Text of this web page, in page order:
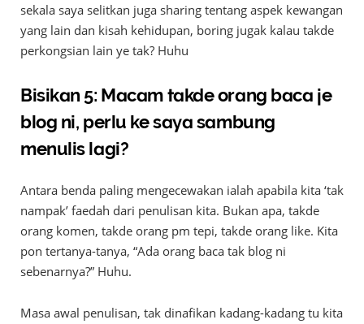
sekala saya selitkan juga sharing tentang aspek kewangan
yang lain dan kisah kehidupan, boring jugak kalau takde
perkongsian lain ye tak? Huhu
Bisikan 5: Macam takde orang baca je
blog ni, perlu ke saya sambung
menulis lagi?
Antara benda paling mengecewakan ialah apabila kita ‘tak
nampak’ faedah dari penulisan kita. Bukan apa, takde
orang komen, takde orang pm tepi, takde orang like. Kita
pon tertanya-tanya, “Ada orang baca tak blog ni
sebenarnya?” Huhu.
Masa awal penulisan, tak dinafikan kadang-kadang tu kita